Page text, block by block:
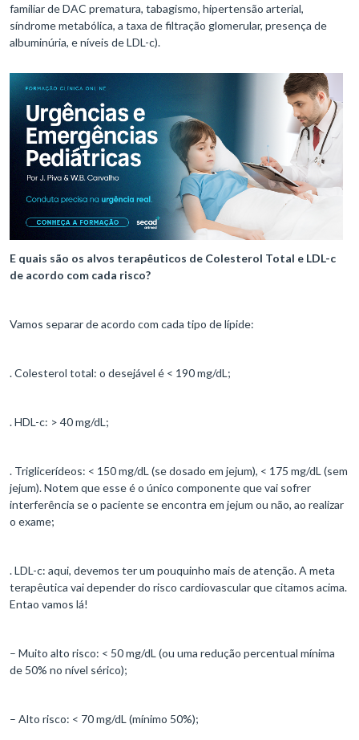
familiar de DAC prematura, tabagismo, hipertensão arterial,
síndrome metabólica, a taxa de filtração glomerular, presença de
albuminúria, e níveis de LDL-c).
E quais são os alvos terapêuticos de Colesterol Total e LDL-c
de acordo com cada risco?
Vamos separar de acordo com cada tipo de lípide:
. Colesterol total: o desejável é < 190 mg/dL;
. HDL-c: > 40 mg/dL;
. Triglicerídeos: < 150 mg/dL (se dosado em jejum), < 175 mg/dL (sem
jejum). Notem que esse é o único componente que vai sofrer
interferência se o paciente se encontra em jejum ou não, ao realizar
o exame;
. LDL-c: aqui, devemos ter um pouquinho mais de atenção. A meta
terapêutica vai depender do risco cardiovascular que citamos acima.
Entao vamos lá!
– Muito alto risco: < 50 mg/dL (ou uma redução percentual mínima
de 50% no nível sérico);
– Alto risco: < 70 mg/dL (mínimo 50%);